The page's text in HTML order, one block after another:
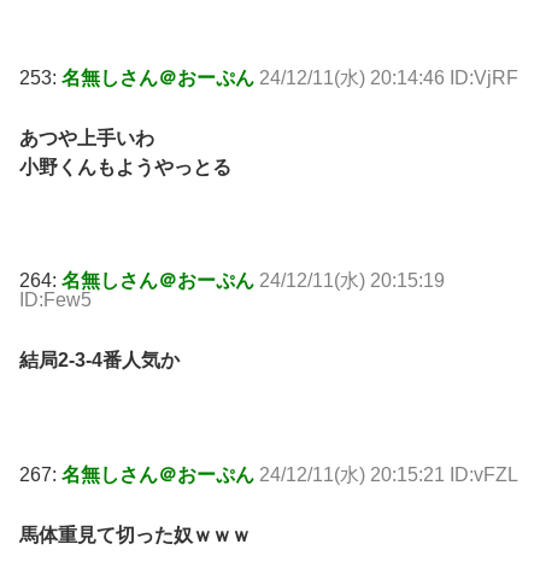
253: 名無しさん＠おーぷん 24/12/11(水) 20:14:46 ID:VjRF
あつや上手いわ
小野くんもようやっとる
264: 名無しさん＠おーぷん 24/12/11(水) 20:15:19
ID:Few5
結局2-3-4番人気か
267: 名無しさん＠おーぷん 24/12/11(水) 20:15:21 ID:vFZL
馬体重見て切った奴ｗｗｗ